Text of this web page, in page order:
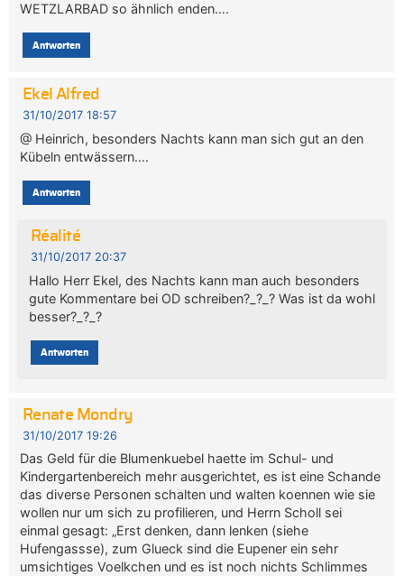
WETZLARBAD so ähnlich enden….
Antworten
Ekel Alfred
31/10/2017 18:57
@ Heinrich, besonders Nachts kann man sich gut an den
Kübeln entwässern….
Antworten
Réalité
31/10/2017 20:37
Hallo Herr Ekel, des Nachts kann man auch besonders
gute Kommentare bei OD schreiben?_?_? Was ist da wohl
besser?_?_?
Antworten
Renate Mondry
31/10/2017 19:26
Das Geld für die Blumenkuebel haette im Schul- und
Kindergartenbereich mehr ausgerichtet, es ist eine Schande
das diverse Personen schalten und walten koennen wie sie
wollen nur um sich zu profilieren, und Herrn Scholl sei
einmal gesagt: „Erst denken, dann lenken (siehe
Hufengassse), zum Glueck sind die Eupener ein sehr
umsichtiges Voelkchen und es ist noch nichts Schlimmes